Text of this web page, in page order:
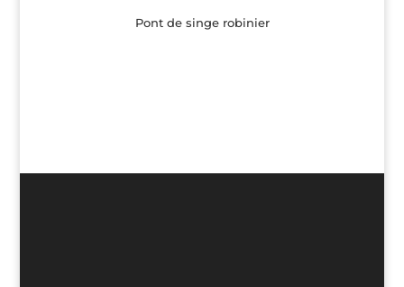
Pont de singe robinier